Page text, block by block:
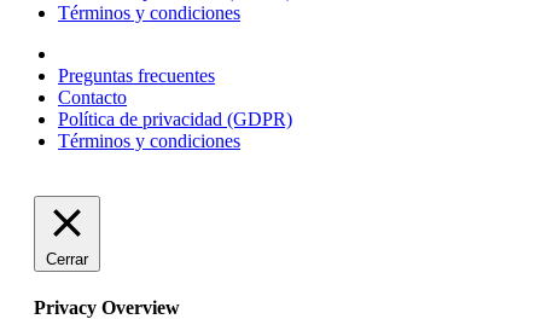
Términos y condiciones
Preguntas frecuentes
Contacto
Política de privacidad (GDPR)
Términos y condiciones
Cerrar
Privacy Overview